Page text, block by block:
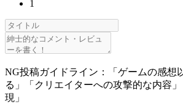
1
NG投稿ガイドライン：「ゲームの感想
る」「クリエイターへの攻撃的な内容
現」